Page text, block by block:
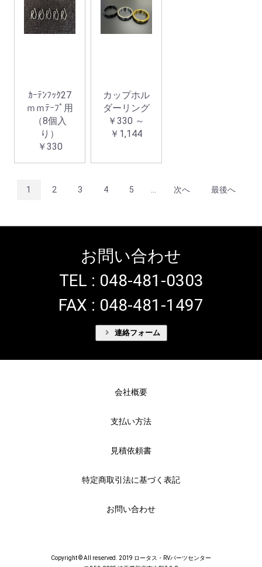
ｶｰﾃﾝﾌｯｸ27
ｍｍﾃｰﾌﾟ用
（8個入
り）
￥330
カップホル
ダーリング
￥330 ～
￥1,144
1 2 3 4 5 次へ 最後へ
お問い合わせ
TEL : 048-481-0303
FAX : 048-481-1497
連絡フォーム
会社概要
支払い方法
見積依頼書
特定商取引法に基づく表記
お問い合わせ
Copyright © All reserved. 2019 ロータス・RVパーツセンター